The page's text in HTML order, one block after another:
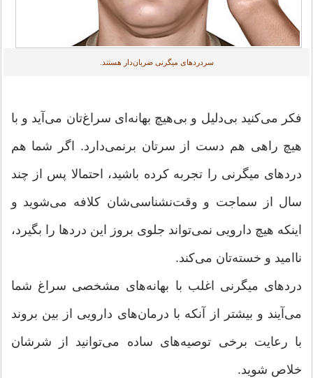
سردردهای میگرنی ضربان‌دار هستند.
فكر می‌كنید بی‌دلیل و بی‌هیچ بهانه‌ای سراغ‌تان می‌آید و با
هیچ راهی هم دست از سرتان برنمی‌دارد. اگر شما هم
درد‌های میگرنی را تجربه كرده ‌باشید، احتمالا پس از چند
سال از سماجت و وقت‌نشناسی‌شان كلافه می‌شوید و
اینكه هیچ دارویی نمی‌تواند جلوی بروز این دردها را بگیرد،
ناامید و خسته‌تان می‌كند.
دردهای میگرنی اغلب با بهانه‌های مشخصی سراغ شما
می‌آیند و بیشتر از آنكه با درمان‌های دارویی از بین بروند
با رعایت برخی توصیه‌های ساده می‌توانید از شرشان
خلاص شوید.